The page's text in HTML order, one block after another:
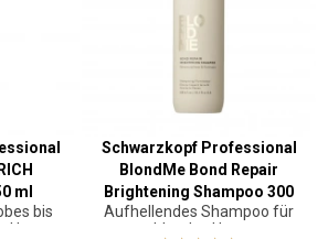
ml
bis
Haar
Schwarzkopf Professional
BlondMe Bond Repair
Brightening Shampoo 300
ml
Aufhellendes Shampoo für
blondes Haar